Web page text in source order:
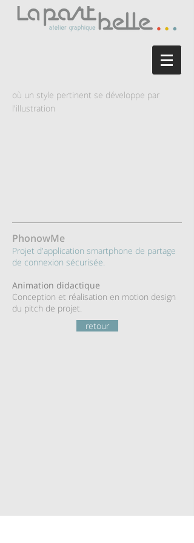
où un style pertinent se développe par
l'illustration
PhonowMe
Projet d'application smartphone de partage
de connexion sécurisée.
Animation didactique
Conception et réalisation en motion design
du pitch de projet.
retour